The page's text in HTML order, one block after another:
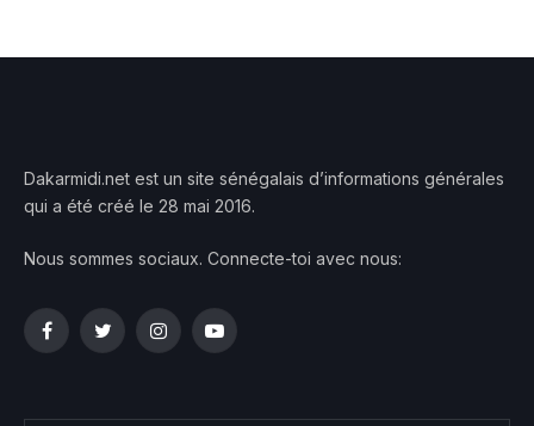
Dakarmidi.net est un site sénégalais d’informations générales
qui a été créé le 28 mai 2016.
Nous sommes sociaux. Connecte-toi avec nous:
FacebookTwitterInstagramYouTube